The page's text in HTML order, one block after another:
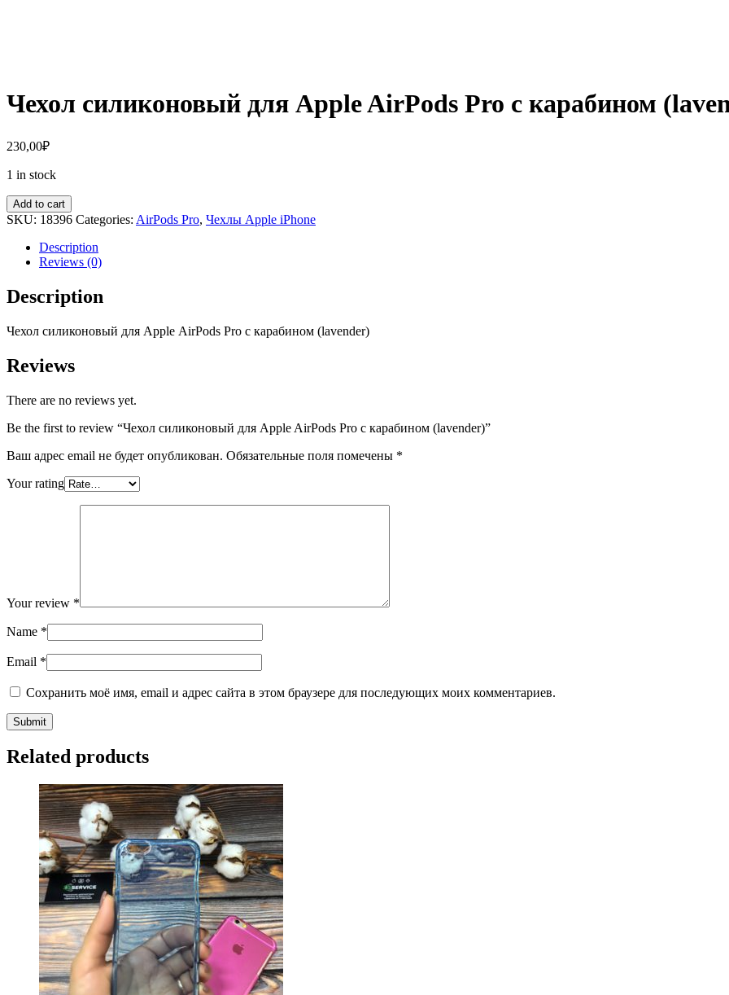
Чехол силиконовый для Apple AirPods Pro с карабином
230,00₽
1 in stock
Add to cart
SKU: 18396 Categories: AirPods Pro, Чехлы Apple iPhone
Description
Reviews (0)
Description
Чехол силиконовый для Apple AirPods Pro с карабином (lavender)
Reviews
There are no reviews yet.
Be the first to review “Чехол силиконовый для Apple AirPods Pro с карабином (lavender)”
Ваш адрес email не будет опубликован. Обязательные поля помечены *
Your rating
Your review *
Name *
Email *
Сохранить моё имя, email и адрес сайта в этом браузере для последующих моих комментариев.
Related products